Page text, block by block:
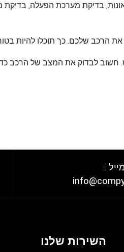
בדיקת מערכת הפעלה,
הרכב שלכם. כך תוכלו להיות
לבדוק את המצב של הרכב כדי
:
השירות שלנו